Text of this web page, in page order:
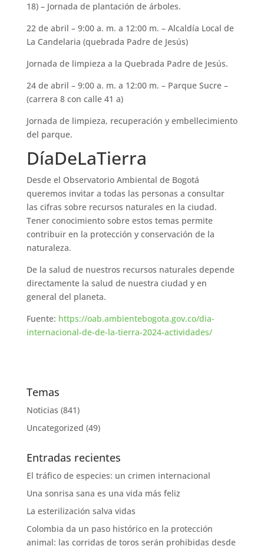
18) – Jornada de plantación de árboles.
22 de abril – 9:00 a. m. a 12:00 m. – Alcaldía Local de
La Candelaria (quebrada Padre de Jesús)
Jornada de limpieza a la Quebrada Padre de Jesús.
24 de abril – 9:00 a. m. a 12:00 m. – Parque Sucre –
(carrera 8 con calle 41 a)
Jornada de limpieza, recuperación y embellecimiento
del parque.
DíaDeLaTierra
Desde el Observatorio Ambiental de Bogotá
queremos invitar a todas las personas a consultar
las cifras sobre recursos naturales en la ciudad.
Tener conocimiento sobre estos temas permite
contribuir en la protección y conservación de la
naturaleza.
De la salud de nuestros recursos naturales depende
directamente la salud de nuestra ciudad y en
general del planeta.
Fuente: https://oab.ambientebogota.gov.co/dia-
internacional-de-de-la-tierra-2024-actividades/
Temas
Noticias (841)
Uncategorized (49)
Entradas recientes
El tráfico de especies: un crimen internacional
Una sonrisa sana es una vida más feliz
La esterilización salva vidas
Colombia da un paso histórico en la protección
animal: las corridas de toros serán prohibidas desde